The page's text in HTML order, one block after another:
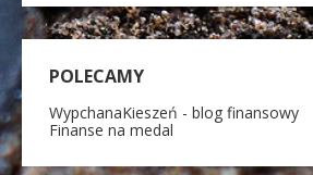
POLECAMY
WypchanaKieszeń - blog finansowy
Finanse na medal